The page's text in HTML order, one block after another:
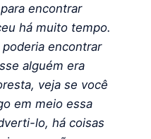
encontrar
há muito tempo.
encontrar
alguém era
veja se você
em meio essa
lo, há coisas